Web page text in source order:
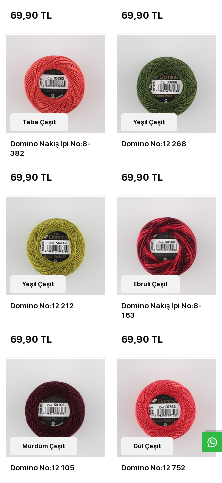
69,90 TL 69,90 TL
143Çeşit
Taba Çeşit
Domino Nakış İpi No:8-
382
69,90 TL
143Çeşit
Yeşil Çeşit
Domino No:12 268
69,90 TL
143Çeşit
Yeşil Çeşit
Domino No:12 212
69,90 TL
143Çeşit
Ebruli Çeşit
Domino Nakış İpi No:8-
163
69,90 TL
143Çeşit
Mürdüm Çeşit
Domino No:12 105
143 Çeşit
Gül Çeşit
Domino No:12 752